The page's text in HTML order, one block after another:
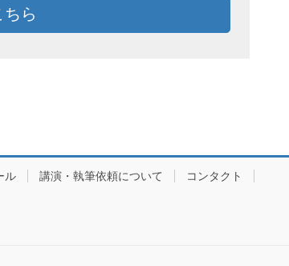
ら
ル 講演・執筆依頼について コンタクト